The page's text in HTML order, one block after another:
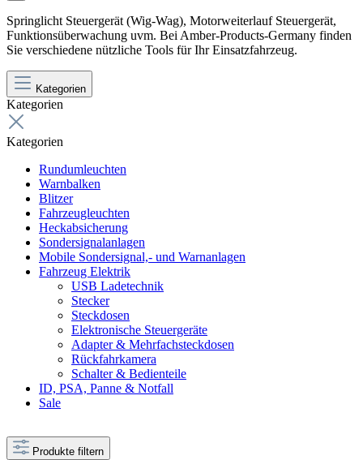
Springlicht Steuergerät (Wig-Wag), Motorweiterlauf Steuergerät,
Funktionsüberwachung uvm. Bei Amber-Products-Germany finden
Sie verschiedene nützliche Tools für Ihr Einsatzfahrzeug.
Kategorien
Kategorien
Kategorien
Rundumleuchten
Warnbalken
Blitzer
Fahrzeugleuchten
Heckabsicherung
Sondersignalanlagen
Mobile Sondersignal,- und Warnanlagen
Fahrzeug Elektrik
USB Ladetechnik
Stecker
Steckdosen
Elektronische Steuergeräte
Adapter & Mehrfachsteckdosen
Rückfahrkamera
Schalter & Bedienteile
ID, PSA, Panne & Notfall
Sale
Produkte filtern